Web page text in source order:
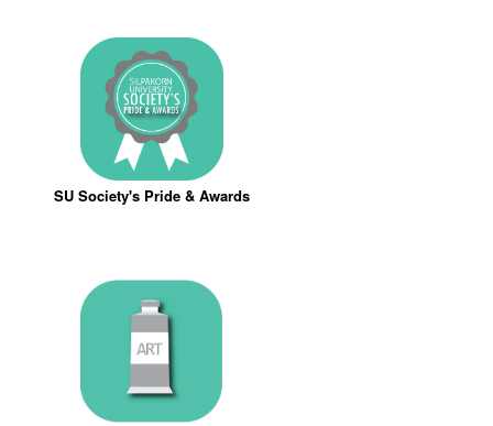
SU Society's Pride & Awards